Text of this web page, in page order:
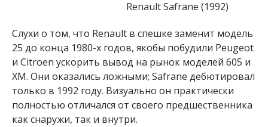
Renault Safrane (1992)
Слухи о том, что Renault в спешке заменит модель
25 до конца 1980-х годов, якобы побудили Peugeot
и Citroen ускорить вывод на рынок моделей 605 и
XM. Они оказались ложными; Safrane дебютировал
только в 1992 году. Визуально он практически
полностью отличался от своего предшественника
как снаружи, так и внутри.